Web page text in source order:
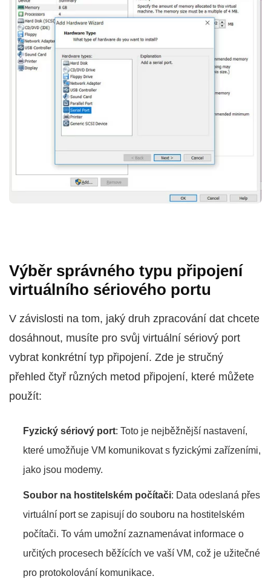
Výběr správného typu připojení
virtuálního sériového portu
V závislosti na tom, jaký druh zpracování dat chcete
dosáhnout, musíte pro svůj virtuální sériový port
vybrat konkrétní typ připojení. Zde je stručný
přehled čtyř různých metod připojení, které můžete
použít:
Fyzický sériový port: Toto je nejběžnější nastavení,
které umožňuje VM komunikovat s fyzickými zařízeními,
jako jsou modemy.
Soubor na hostitelském počítači: Data odeslaná přes
virtuální port se zapisují do souboru na hostitelském
počítači. To vám umožní zaznamenávat informace o
určitých procesech běžících ve vaší VM, což je užitečné
pro protokolování komunikace.